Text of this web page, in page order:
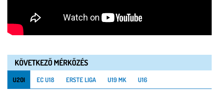
KÖVETKEZŐ MÉRKŐZÉS
U20I EC U18 ERSTE LIGA U19 MK U16